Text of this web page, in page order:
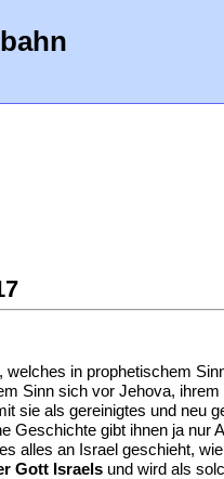
in prophetischem
Sinn sich vor Jehova,
sie als gereinigtes und neu
Geschichte gibt ihnen ja
alles an Israel geschieht,
Gott Israels und wird als